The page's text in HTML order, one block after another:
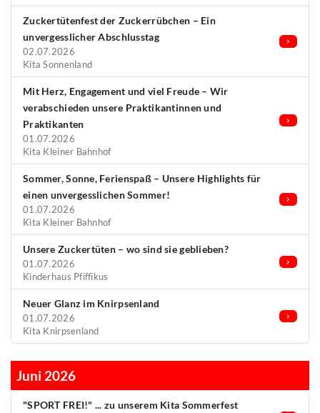
Zuckertütenfest der Zuckerrübchen – Ein
unvergesslicher Abschlusstag
02.07.2026
Kita Sonnenland
Mit Herz, Engagement und viel Freude – Wir
verabschieden unsere Praktikantinnen und
Praktikanten
01.07.2026
Kita Kleiner Bahnhof
Sommer, Sonne, Ferienspaß – Unsere Highlights für
einen unvergesslichen Sommer!
01.07.2026
Kita Kleiner Bahnhof
Unsere Zuckertüten – wo sind sie geblieben?
01.07.2026
Kinderhaus Pfiffikus
Neuer Glanz im Knirpsenland
01.07.2026
Kita Knirpsenland
Juni 2026
"SPORT FREI!" ... zu unserem Kita Sommerfest